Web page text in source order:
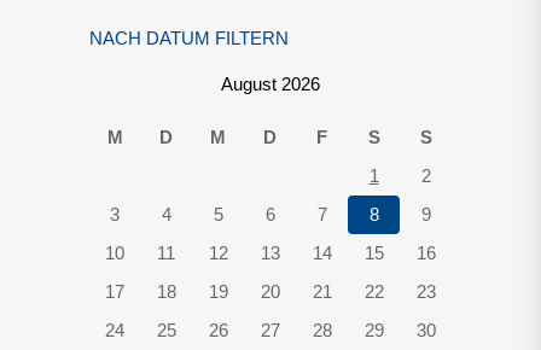
NACH DATUM FILTERN
August 2026
M D M D F S
S
1
2
3
4 5 6 7 8
9
10
11 12 13 14 15
16
17
18 19 20 21 22
23
24
25 26 27 28 29
30